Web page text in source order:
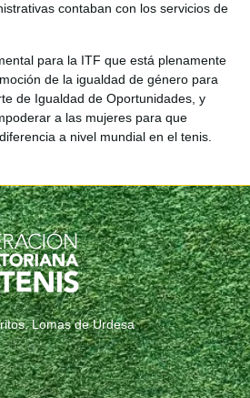
contaban con los servicios de
para la ITF que está plenamente
de la igualdad de género para
de Igualdad de Oportunidades, y
a las mujeres para que
a nivel mundial en el tenis.
Lomas de Urdesa